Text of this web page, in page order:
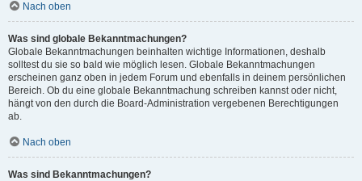
Nach oben
Was sind globale Bekanntmachungen?
Globale Bekanntmachungen beinhalten wichtige Informationen, deshalb
solltest du sie so bald wie möglich lesen. Globale Bekanntmachungen
erscheinen ganz oben in jedem Forum und ebenfalls in deinem persönlichen
Bereich. Ob du eine globale Bekanntmachung schreiben kannst oder nicht,
hängt von den durch die Board-Administration vergebenen Berechtigungen
ab.
Nach oben
Was sind Bekanntmachungen?